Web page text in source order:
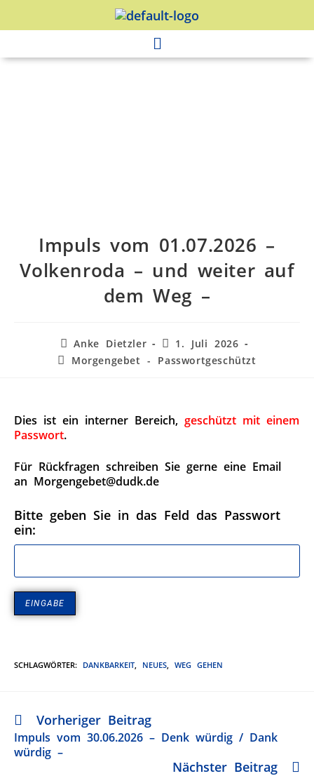
Impuls vom 01.07.2026 –
Volkenroda – und weiter auf
dem Weg –
Anke Dietzler
1. Juli 2026
Morgengebet - Passwortgeschützt
Dies ist ein interner Bereich, geschützt mit einem
Passwort.
Für Rückfragen schreiben Sie gerne eine Email
an Morgengebet@dudk.de
Bitte geben Sie in das Feld das Passwort
ein:
SCHLAGWÖRTER: DANKBARKEIT, NEUES, WEG GEHEN
Vorheriger Beitrag
Impuls vom 30.06.2026 – Denk würdig / Dank
würdig –
Nächster Beitrag